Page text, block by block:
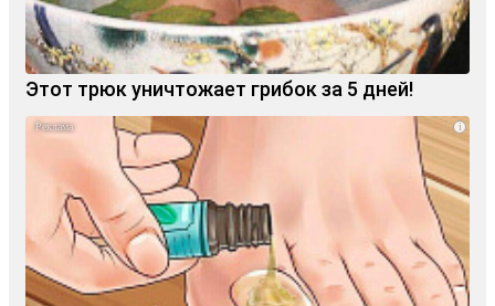
Этот трюк уничтожает грибок за 5 дней!
i